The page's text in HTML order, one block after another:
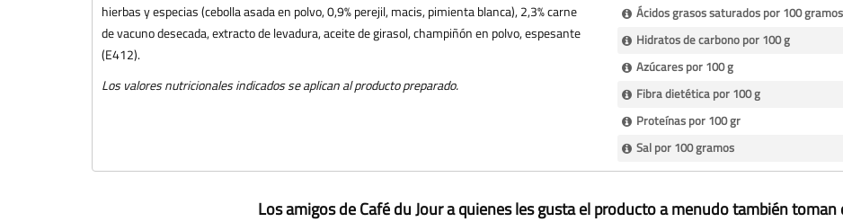
hierbas y especias (cebolla asada en polvo, 0,9% perejil, macis, pimienta blanca), 2,3% carne
de vacuno desecada, extracto de levadura, aceite de girasol, champiñón en polvo, espesante
(E412).
Los valores nutricionales indicados se aplican al producto preparado.
Ácidos grasos saturados por 100 gramos
Hidratos de carbono por 100 g
Azúcares por 100 g
Fibra dietética por 100 g
Proteínas por 100 gr
Sal por 100 gramos
Los amigos de Café du Jour a quienes les gusta el producto a menudo también